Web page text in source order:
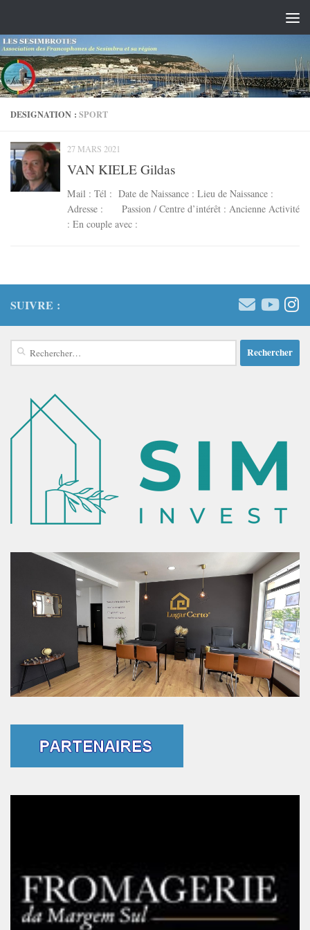
DESIGNATION : SPORT
27 MARS 2021
VAN KIELE Gildas
Mail : Tél : Date de Naissance : Lieu de Naissance :
Adresse : Passion / Centre d’intérêt : Ancienne Activité
: En couple avec :
SUIVRE :
Rechercher :